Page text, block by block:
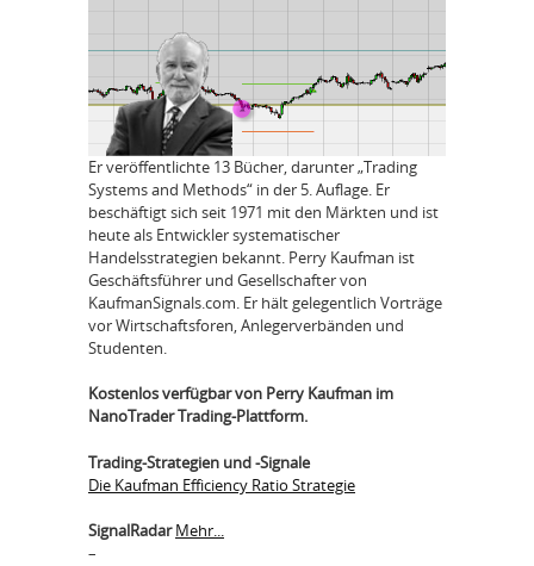
Er veröffentlichte 13 Bücher, darunter „Trading
Systems and Methods“ in der 5. Auflage. Er
beschäftigt sich seit 1971 mit den Märkten und ist
heute als Entwickler systematischer
Handelsstrategien bekannt. Perry Kaufman ist
Geschäftsführer und Gesellschafter von
KaufmanSignals.com. Er hält gelegentlich Vorträge
vor Wirtschaftsforen, Anlegerverbänden und
Studenten.
Kostenlos verfügbar von Perry Kaufman im
NanoTrader Trading-Plattform.
Trading-Strategien und -Signale
Die Kaufman Efficiency Ratio Strategie
SignalRadar Mehr...
–